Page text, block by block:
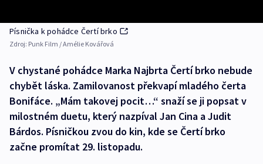
Písnička k pohádce Čertí brko
Zdroj: Punk Film / Amélie Kovářová
V chystané pohádce Marka Najbrta Čertí brko nebude
chybět láska. Zamilovanost překvapí mladého čerta
Bonifáce. „Mám takovej pocit…“ snaží se ji popsat v
milostném duetu, který nazpíval Jan Cina a Judit
Bárdos. Písničkou zvou do kin, kde se Čertí brko
začne promítat 29. listopadu.